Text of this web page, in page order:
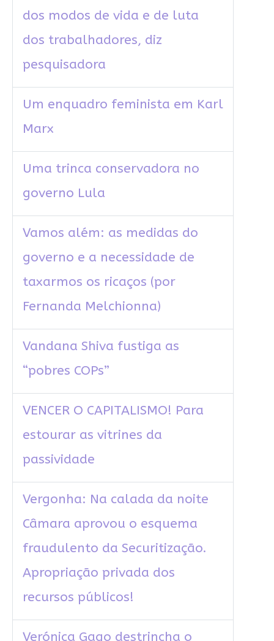
dos modos de vida e de luta
dos trabalhadores, diz
pesquisadora
Um enquadro feminista em Karl
Marx
Uma trinca conservadora no
governo Lula
Vamos além: as medidas do
governo e a necessidade de
taxarmos os ricaços (por
Fernanda Melchionna)
Vandana Shiva fustiga as
“pobres COPs”
VENCER O CAPITALISMO! Para
estourar as vitrines da
passividade
Vergonha: Na calada da noite
Câmara aprovou o esquema
fraudulento da Securitização.
Apropriação privada dos
recursos públicos!
Verónica Gago destrincha o